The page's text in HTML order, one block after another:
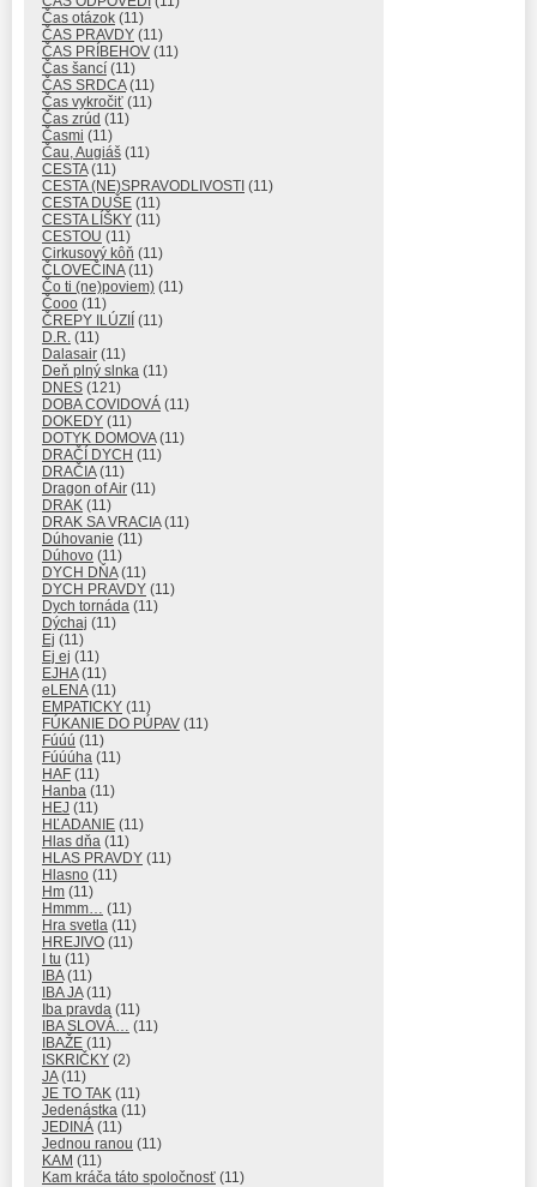
Čas otázok (11)
ČAS PRAVDY (11)
ČAS PRÍBEHOV (11)
Čas šancí (11)
ČAS SRDCA(11)
Čas vykročiť (11)
Čas zrúd (11)
Časmi (11)
Čau, Augiáš (11)
CESTA(11)
CESTA (NE)SPRAVODLIVOSTI (11)
CESTA DUŠE (11)
CESTA LÍŠKY (11)
CESTOU (11)
Cirkusový kôň (11)
ČLOVEČINA(11)
Čo ti (ne)poviem) (11)
Čooo (11)
ČREPY ILÚZIÍ (11)
D.R. (11)
Dalasair (11)
Deň plný slnka (11)
DNES (121)
DOBA COVIDOVÁ (11)
DOKEDY (11)
DOTYK DOMOVA(11)
DRAČÍ DYCH (11)
DRAČIA(11)
Dragon of Air (11)
DRAK (11)
DRAK SA VRACIA(11)
Dúhovanie (11)
Dúhovo (11)
DYCH DŇA(11)
DYCH PRAVDY (11)
Dych tornáda (11)
Dýchaj (11)
Ej (11)
Ej ej (11)
EJHA(11)
eLENA(11)
EMPATICKY (11)
FÚKANIE DO PÚPAV (11)
Fúúú (11)
Fúúúha (11)
HAF (11)
Hanba (11)
HEJ (11)
HĽADANIE (11)
Hlas dňa (11)
HLAS PRAVDY (11)
Hlasno (11)
Hm (11)
Hmmm… (11)
Hra svetla (11)
HREJIVO (11)
I tu (11)
IBA(11)
IBA JA(11)
Iba pravda (11)
IBA SLOVÁ… (11)
IBAŽE (11)
ISKRIČKY (2)
JA(11)
JE TO TAK (11)
Jedenástka (11)
JEDINÁ (11)
Jednou ranou (11)
KAM (11)
Kam kráča táto spoločnosť (11)